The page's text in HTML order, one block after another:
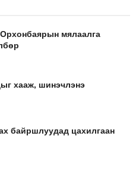
мялаалга
хааж, шинэчлэнэ
байршлуудад цахилгаан